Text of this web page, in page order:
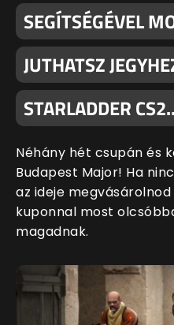
SEGÍTSÉGÉVEL
JUTHATSZ
STARLADDER
Néhány hét csupán és
Budapest Major! Ha
az ideje
kuponnal most
magadnak.